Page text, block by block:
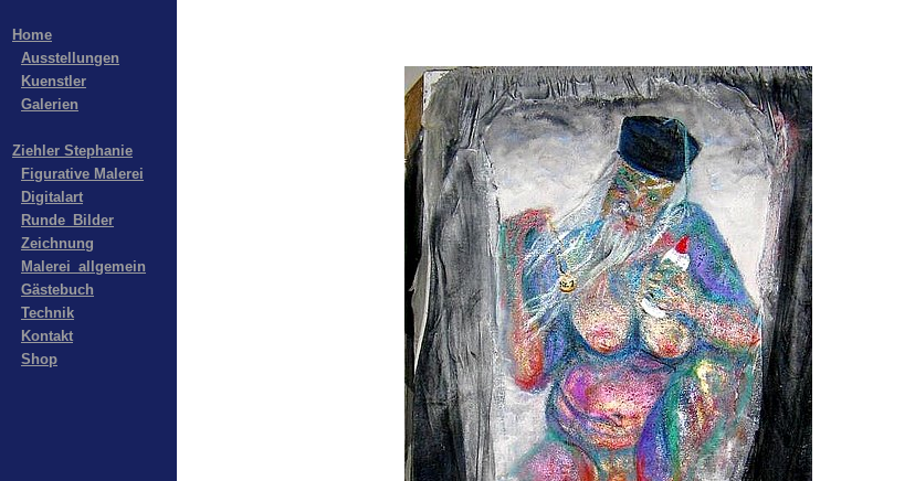
Home
Ausstellungen
Kuenstler
Galerien
Ziehler Stephanie
Figurative Malerei
Digitalart
Runde_Bilder
Zeichnung
Malerei_allgemein
Gästebuch
Technik
Kontakt
Shop